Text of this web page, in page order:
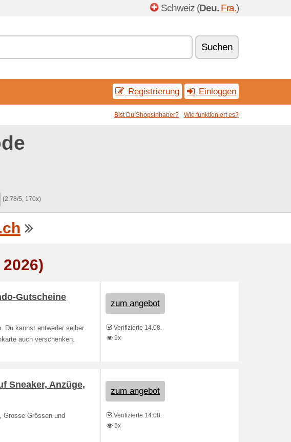
Schweiz (Deu. Fra.)
Suchen
Registrierung Einloggen
Bist Du Shopsinhaber? Wie funktioniert es?
(2.78/5, 170x)
Gutscheine
Du kannst entweder selber
auch verschenken.
zum angebot
Verifizierte 14.08.
9x
Sneaker, Anzüge,
Grosse Grössen und
zum angebot
Verifizierte 14.08.
5x